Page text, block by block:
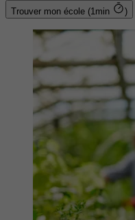
Trouver mon école (1min )